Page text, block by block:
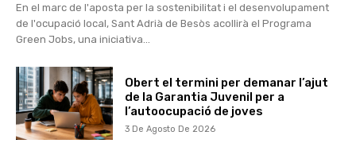
En el marc de l'aposta per la sostenibilitat i el desenvolupament
de l'ocupació local, Sant Adrià de Besòs acollirà el Programa
Green Jobs, una iniciativa...
Obert el termini per demanar l’ajut
de la Garantia Juvenil per a
l’autoocupació de joves
3 De Agosto De 2026